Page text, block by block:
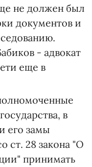
не должен был
документов и
- адвокат
еще в
в
его замы
ст. 28 закона "О
принимать